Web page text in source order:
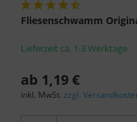
Fliesenschwamm
Lieferzeit ca. 1-3 Werktage
ab 1,19 €
inkl. MwSt. zzgl.
findet die oben
statt.